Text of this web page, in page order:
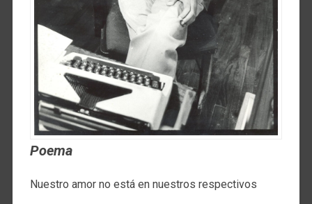
Poema
Nuestro amor no está en nuestros respectivos